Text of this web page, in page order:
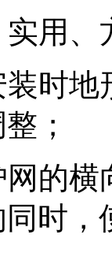
用、
时地
；
的横
时